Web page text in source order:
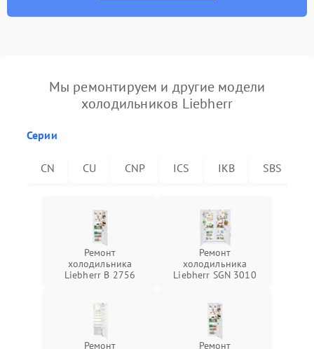
Мы ремонтируем и другие модели
холодильников Liebherr
Серии
CN CU CNP ICS IKB SBS
Ремонт
холодильника
Liebherr B 2756
Ремонт
холодильника
Liebherr SGN 3010
Ремонт
Ремонт